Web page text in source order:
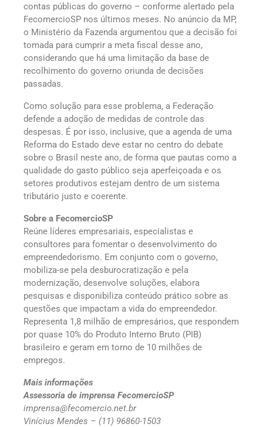
contas públicas do governo – conforme alertado pela
FecomercioSP nos últimos meses. No anúncio da MP,
o Ministério da Fazenda argumentou que a decisão foi
tomada para cumprir a meta fiscal desse ano,
considerando que há uma limitação da base de
recolhimento do governo oriunda de decisões
passadas.
Como solução para esse problema, a Federação
defende a adoção de medidas de controle das
despesas. É por isso, inclusive, que a agenda de uma
Reforma do Estado deve estar no centro do debate
sobre o Brasil neste ano, de forma que pautas como a
qualidade do gasto público seja aperfeiçoada e os
setores produtivos estejam dentro de um sistema
tributário justo e coerente.
Sobre a FecomercioSP
Reúne líderes empresariais, especialistas e
consultores para fomentar o desenvolvimento do
empreendedorismo. Em conjunto com o governo,
mobiliza-se pela desburocratização e pela
modernização, desenvolve soluções, elabora
pesquisas e disponibiliza conteúdo prático sobre as
questões que impactam a vida do empreendedor.
Representa 1,8 milhão de empresários, que respondem
por quase 10% do Produto Interno Bruto (PIB)
brasileiro e geram em torno de 10 milhões de
empregos.
Mais informações
Assessoria de imprensa FecomercioSP
imprensa@fecomercio.net.br
Vinícius Mendes – (11) 96860-1503